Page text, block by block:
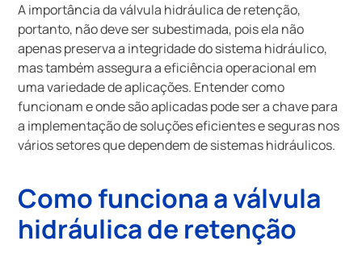
A importância da válvula hidráulica de retenção,
portanto, não deve ser subestimada, pois ela não
apenas preserva a integridade do sistema hidráulico,
mas também assegura a eficiência operacional em
uma variedade de aplicações. Entender como
funcionam e onde são aplicadas pode ser a chave para
a implementação de soluções eficientes e seguras nos
vários setores que dependem de sistemas hidráulicos.
Como funciona a válvula
hidráulica de retenção